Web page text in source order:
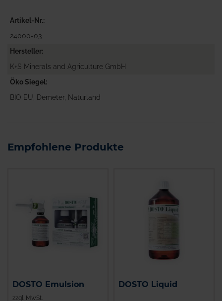
Artikel-Nr.
24000-03
Hersteller
K+S Minerals and Agriculture GmbH
Öko Siegel
BIO EU, Demeter, Naturland
Empfohlene Produkte
DOSTO Emulsion
zzgl. MwSt.
DOSTO Liquid